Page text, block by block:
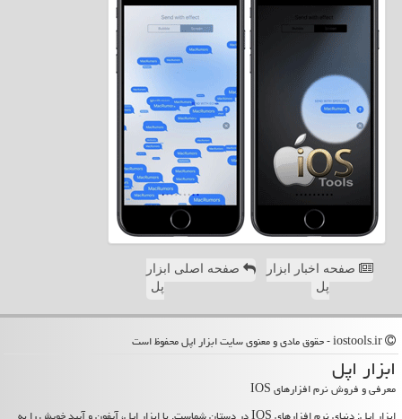
صفحه اخبار ابزار
پل
صفحه اصلی ابزار
پل
ابزار اپل
معرفی و فروش نرم افزارهای IOS